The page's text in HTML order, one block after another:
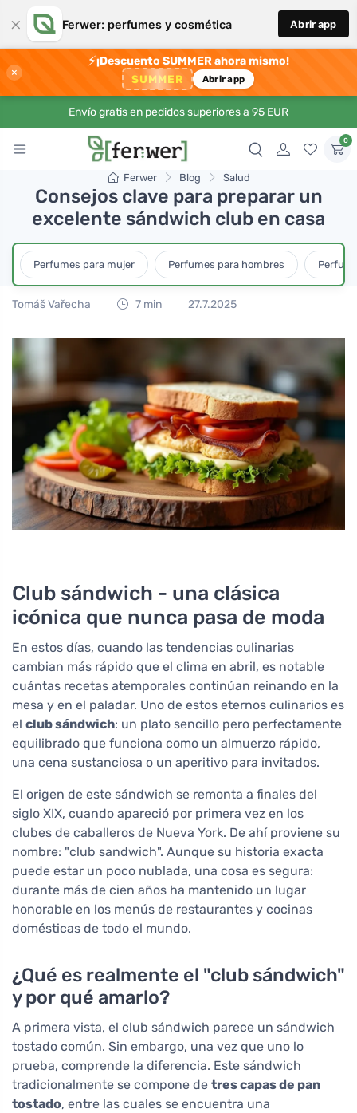
× Ferwer: perfumes y cosmética Abrir app
×
⚡¡Descuento SUMMER ahora mismo!
SUMMER Abrir app
Envío gratis en pedidos superiores a 95 EUR
0
Ferwer Blog Salud
Consejos clave para preparar un
excelente sándwich club en casa
Perfumes para mujer Perfumes para hombres
Tomáš Vařecha 7 min 27.7.2025
Club sándwich - una clásica
icónica que nunca pasa de moda
En estos días, cuando las tendencias culinarias
cambian más rápido que el clima en abril, es notable
cuántas recetas atemporales continúan reinando en la
mesa y en el paladar. Uno de estos eternos culinarios es
el club sándwich: un plato sencillo pero perfectamente
equilibrado que funciona como un almuerzo rápido,
una cena sustanciosa o un aperitivo para invitados.
El origen de este sándwich se remonta a finales del
siglo XIX, cuando apareció por primera vez en los
clubes de caballeros de Nueva York. De ahí proviene su
nombre: "club sandwich". Aunque su historia exacta
puede estar un poco nublada, una cosa es segura:
durante más de cien años ha mantenido un lugar
honorable en los menús de restaurantes y cocinas
domésticas de todo el mundo.
¿Qué es realmente el "club sándwich"
y por qué amarlo?
A primera vista, el club sándwich parece un sándwich
tostado común. Sin embargo, una vez que uno lo
prueba, comprende la diferencia. Este sándwich
tradicionalmente se compone de tres capas de pan
tostado, entre las cuales se encuentra una